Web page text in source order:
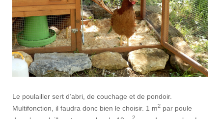
Le poulailler sert d’abri, de couchage et de pondoir.
Multifonction, il faudra donc bien le choisir. 1 m2 par poule
2